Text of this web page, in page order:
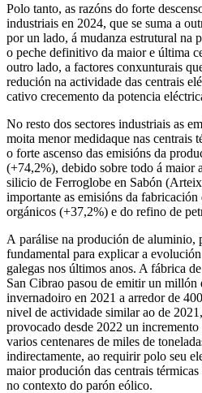
Polo tanto, as razóns do forte
industriais en 2024, que se suma a
por un lado, á mudanza estrutural na
o peche definitivo da maior e última
outro lado, a factores conxunturais
redución na actividade das centrais
cativo crecemento da potencia
No resto dos sectores industriais as
moita menor medidaque nas centrais
o forte ascenso das emisións da
(+74,2%), debido sobre todo á maior
silicio de Ferroglobe en Sabón
importante as emisións da
orgánicos (+37,2%) e do refino de
A parálise na produción de aluminio,
fundamental para explicar a
galegas nos últimos anos. A fábrica
San Cibrao pasou de emitir un millón
invernadoiro en 2021 a arredor de
nivel de actividade similar ao de
provocado desde 2022 un incremento
varios centenares de miles de
indirectamente, ao requirir polo seu
maior produción das centrais
no contexto do parón eólico.